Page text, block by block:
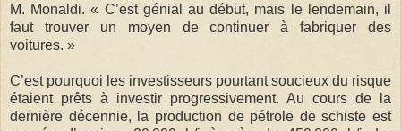
M. Monaldi. « C’est génial au début, mais le lendemain, il
faut trouver un moyen de continuer à fabriquer des
voitures. »
C’est pourquoi les investisseurs pourtant soucieux du risque
étaient prêts à investir progressivement. Au cours de la
dernière décennie, la production de pétrole de schiste est